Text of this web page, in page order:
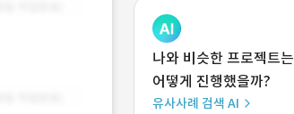
나와 비슷한 프로젝트는
어떻게 진행했을까?
유사사례 검색 AI